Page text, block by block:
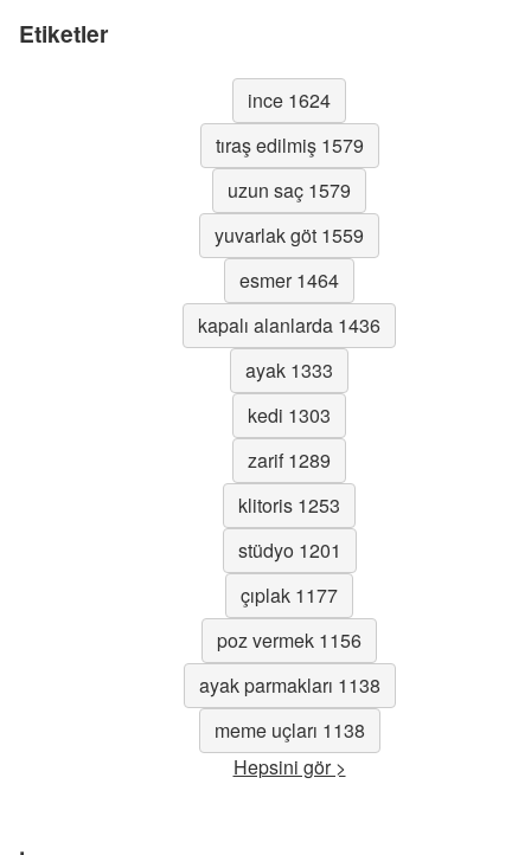
Etiketler
ince 1624
tıraş edilmiş 1579
uzun saç 1579
yuvarlak göt 1559
esmer 1464
kapalı alanlarda 1436
ayak 1333
kedi 1303
zarif 1289
klitoris 1253
stüdyo 1201
çıplak 1177
poz vermek 1156
ayak parmakları 1138
meme uçları 1138
Hepsini gör >